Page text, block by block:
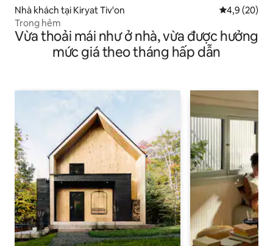
Nhà khách tại Kiryat Tiv'on Xếp hạng
4,9 (20)
Trong hẻm
Vừa thoải mái như ở nhà, vừa được hưởng
mức giá theo tháng hấp dẫn